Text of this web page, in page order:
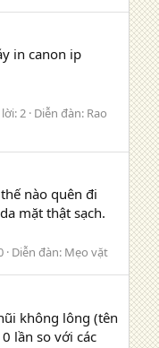
in canon ip
2 Diễn đàn: Rao
nào quên đi
mặt thật sạch.
Diễn đàn: Mẹo vặt
không lông (tên
lần so với các